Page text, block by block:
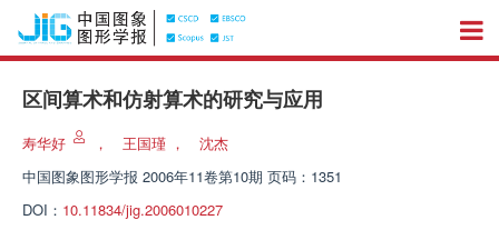
区间算术和仿射算术的研究与应用
寿华好 ， 王国瑾 ，
沈杰
中国图象图形学报 2006年11卷第10期 页码：1351
DOI： 10.11834/jig.2006010227